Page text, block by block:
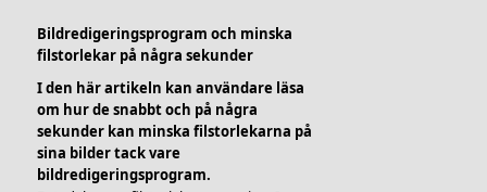
Bildredigeringsprogram och minska
filstorlekar på några sekunder
I den här artikeln kan användare läsa
om hur de snabbt och på några
sekunder kan minska filstorlekarna på
sina bilder tack vare
bildredigeringsprogram.